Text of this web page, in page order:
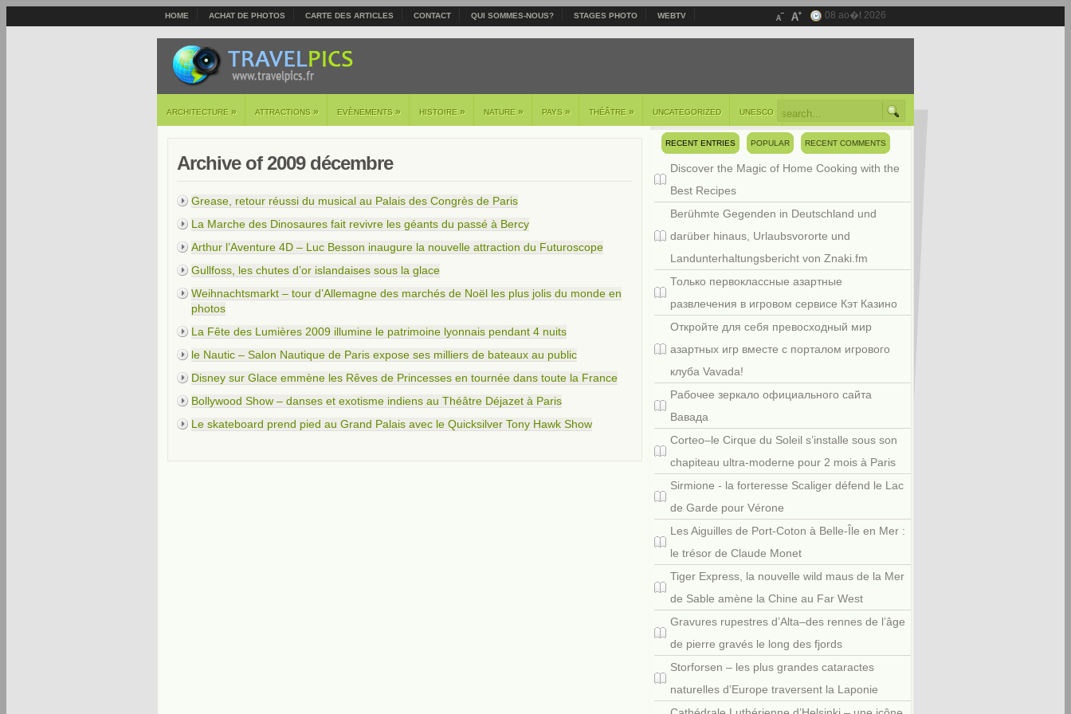
HOME ACHAT DE PHOTOS CARTE DES ARTICLES CONTACT QUI SOMMES-NOUS? STAGES PHOTO WEBTV 08 ao�t 2026
ARCHITECTURE » ATTRACTIONS » EVÈNEMENTS » HISTOIRE » NATURE » PAYS » THÉÂTRE » UNCATEGORIZED UNESCO
Archive of 2009 décembre
Grease, retour réussi du musical au Palais des Congrès de Paris
La Marche des Dinosaures fait revivre les géants du passé à Bercy
Arthur l’Aventure 4D – Luc Besson inaugure la nouvelle attraction du Futuroscope
Gullfoss, les chutes d’or islandaises sous la glace
Weihnachtsmarkt – tour d’Allemagne des marchés de Noël les plus jolis du monde en
photos
La Fête des Lumières 2009 illumine le patrimoine lyonnais pendant 4 nuits
le Nautic – Salon Nautique de Paris expose ses milliers de bateaux au public
Disney sur Glace emmène les Rêves de Princesses en tournée dans toute la France
Bollywood Show – danses et exotisme indiens au Théâtre Déjazet à Paris
Le skateboard prend pied au Grand Palais avec le Quicksilver Tony Hawk Show
RECENT ENTRIES POPULAR RECENT COMMENTS
Discover the Magic of Home Cooking with the
Best Recipes
Berühmte Gegenden in Deutschland und
darüber hinaus, Urlaubsvororte und
Landunterhaltungsbericht von Znaki.fm
Только первоклассные азартные
развлечения в игровом сервисе Кэт Казино
Откройте для себя превосходный мир
азартных игр вместе с порталом игрового
клуба Vavada!
Рабочее зеркало официального сайта
Вавада
Corteo–le Cirque du Soleil s’installe sous son
chapiteau ultra-moderne pour 2 mois à Paris
Sirmione - la forteresse Scaliger défend le Lac
de Garde pour Vérone
Les Aiguilles de Port-Coton à Belle-Île en Mer :
le trésor de Claude Monet
Tiger Express, la nouvelle wild maus de la Mer
de Sable amène la Chine au Far West
Gravures rupestres d’Alta–des rennes de l’âge
de pierre gravés le long des fjords
Storforsen – les plus grandes cataractes
naturelles d’Europe traversent la Laponie